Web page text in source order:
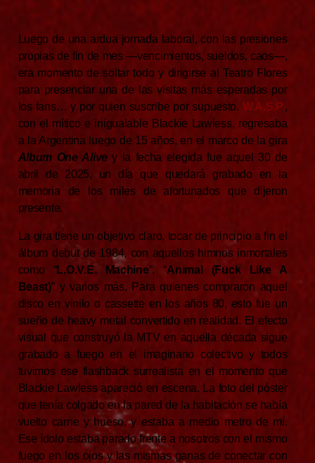
Luego de una ardua jornada laboral, con las presiones
propias de fin de mes —vencimientos, sueldos, caos—,
era momento de soltar todo y dirigirse al Teatro Flores
para presenciar una de las visitas más esperadas por
los fans… y por quien suscribe por supuesto. W.A.S.P.,
con el mítico e inigualable Blackie Lawless, regresaba
a la Argentina luego de 15 años, en el marco de la gira
Album One Alive y la fecha elegida fue aquel 30 de
abril de 2025, un día que quedará grabado en la
memoria de los miles de afortunados que dijeron
presente.
La gira tiene un objetivo claro, tocar de principio a fin el
álbum debut de 1984, con aquellos himnos inmortales
como “L.O.V.E. Machine”, “Animal (Fuck Like A
Beast)” y varios más. Para quienes compraron aquel
disco en vinilo o cassette en los años 80, esto fue un
sueño de heavy metal convertido en realidad. El efecto
visual que construyó la MTV en aquella década sigue
grabado a fuego en el imaginario colectivo y todos
tuvimos ese flashback surrealista en el momento que
Blackie Lawless apareció en escena. La foto del póster
que tenía colgado en la pared de la habitación se había
vuelto carne y hueso, y estaba a medio metro de mí.
Ese ídolo estaba parado frente a nosotros con el mismo
fuego en los ojos y las mismas ganas de conectar con